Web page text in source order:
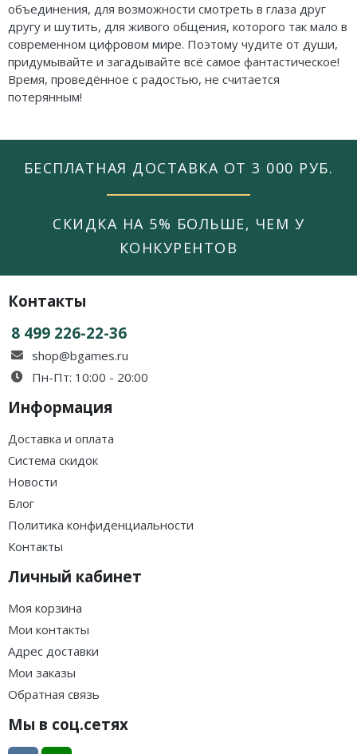
объединения, для возможности смотреть в глаза друг
другу и шутить, для живого общения, которого так мало в
современном цифровом мире. Поэтому чудите от души,
придумывайте и загадывайте всё самое фантастическое!
Время, проведённое с радостью, не считается
потерянным!
БЕСПЛАТНАЯ ДОСТАВКА ОТ 3 000 РУБ.
СКИДКА НА 5% БОЛЬШЕ, ЧЕМ У
КОНКУРЕНТОВ
Контакты
8 499 226-22-36
shop@bgames.ru
Пн-Пт: 10:00 - 20:00
Информация
Доставка и оплата
Система скидок
Новости
Блог
Политика конфиденциальности
Контакты
Личный кабинет
Моя корзина
Мои контакты
Адрес доставки
Мои заказы
Обратная связь
Мы в соц.сетях